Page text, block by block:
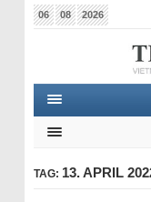
06 08 2026
TAG: 13. APRIL